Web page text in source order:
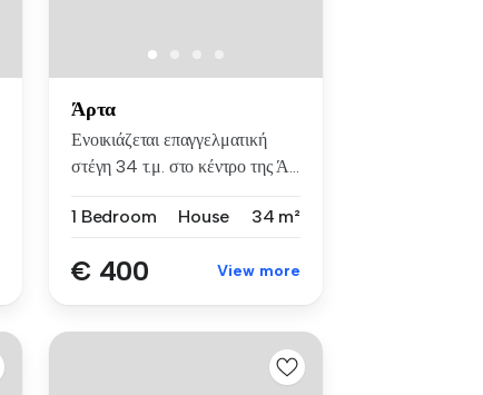
Άρτα
Ενοικιάζεται επαγγελματική
στέγη 34 τ.μ. στο κέντρο της Ά...
1 Bedroom House 34 m²
€ 400 View more